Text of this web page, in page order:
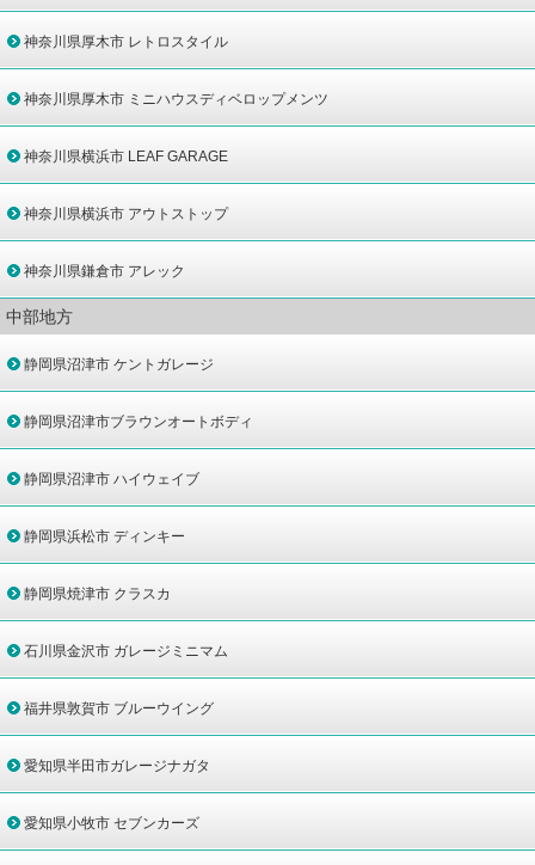
神奈川県厚木市 レトロスタイル
神奈川県厚木市 ミニハウスディベロップメンツ
神奈川県横浜市 LEAF GARAGE
神奈川県横浜市 アウトストップ
神奈川県鎌倉市 アレック
中部地方
静岡県沼津市 ケントガレージ
静岡県沼津市ブラウンオートボディ
静岡県沼津市 ハイウェイブ
静岡県浜松市 ディンキー
静岡県焼津市 クラスカ
石川県金沢市 ガレージミニマム
福井県敦賀市 ブルーウイング
愛知県半田市ガレージナガタ
愛知県小牧市 セブンカーズ